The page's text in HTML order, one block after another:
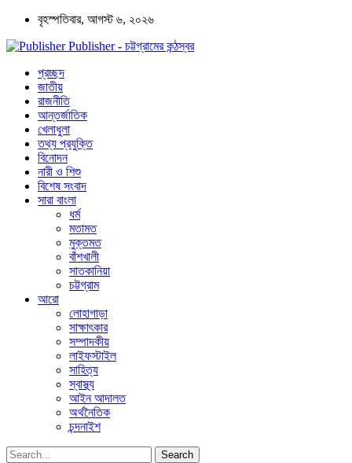
বৃহস্পতিবার, আগস্ট ৬, ২০২৬
Publisher - চট্টগ্রামের কন্ঠস্বর
প্রচ্ছদ
জাতীয়
রাজনীতি
আন্তর্জাতিক
খেলাধুলা
তথ্য প্রযুক্তি
বিনোদন
নারী ও শিশু
বিশেষ সংবাদ
সারা বাংলা
ধর্ম
মতামত
মুক্তমত
বাঁশখালী
সাতকানিয়া
চট্টগ্রাম
আরো
লোহাগাড়া
সাক্ষাৎকার
সম্পাদকীয়
লাইফস্টাইল
সাহিত্য
স্বাস্থ্য
আইন আদালত
অর্থনৈতিক
চন্দনাইশ